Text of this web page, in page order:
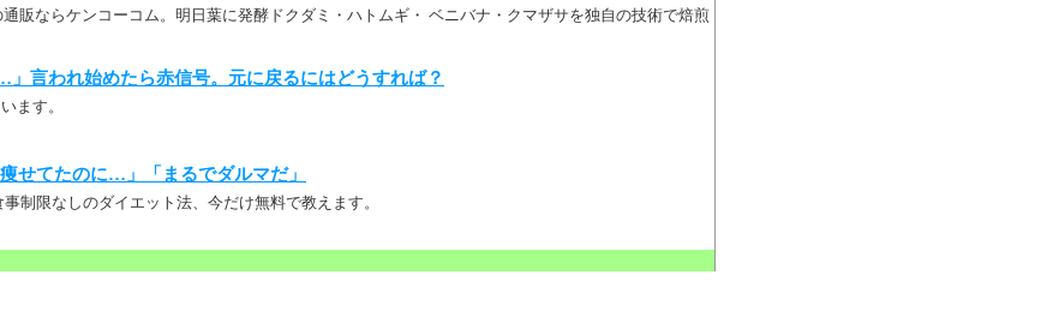
販ならケンコーコム。明日葉に発酵ドクダミ・ハトムギ・ ベニバナ・クマザサを独自の技術で焙煎
」言われ始めたら赤信号。元に戻るにはどうすれば？
ます。
せてたのに…」「まるでダルマだ」
制限なしのダイエット法、今だけ無料で教えます。